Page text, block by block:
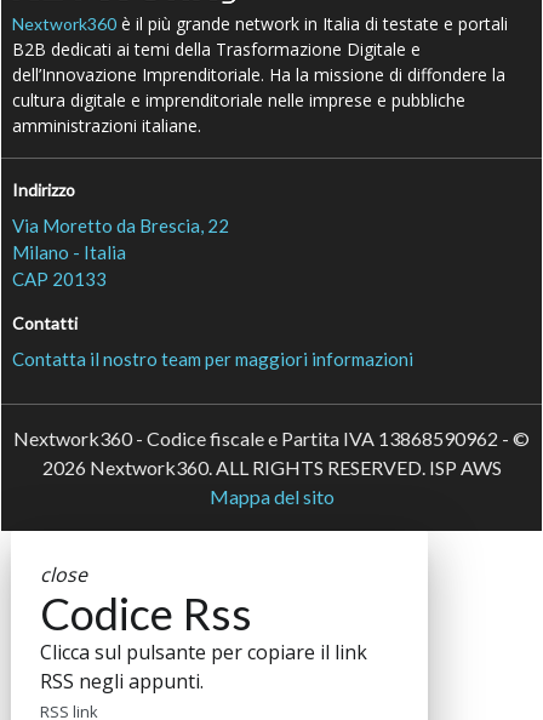
Nextwork360 è il più grande network in Italia di testate e portali
B2B dedicati ai temi della Trasformazione Digitale e
dell’Innovazione Imprenditoriale. Ha la missione di diffondere la
cultura digitale e imprenditoriale nelle imprese e pubbliche
amministrazioni italiane.
Indirizzo
Via Moretto da Brescia, 22
Milano - Italia
CAP 20133
Contatti
Contatta il nostro team per maggiori informazioni
Nextwork360 - Codice fiscale e Partita IVA 13868590962 - ©
2026 Nextwork360. ALL RIGHTS RESERVED. ISP AWS
Mappa del sito
close
Codice Rss
Clicca sul pulsante per copiare il link
RSS negli appunti.
RSS link